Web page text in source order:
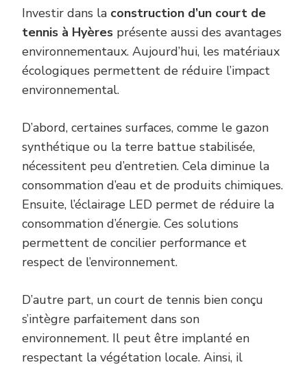
Investir dans la construction d’un court de
tennis à Hyères présente aussi des avantages
environnementaux. Aujourd’hui, les matériaux
écologiques permettent de réduire l’impact
environnemental.
D’abord, certaines surfaces, comme le gazon
synthétique ou la terre battue stabilisée,
nécessitent peu d’entretien. Cela diminue la
consommation d’eau et de produits chimiques.
Ensuite, l’éclairage LED permet de réduire la
consommation d’énergie. Ces solutions
permettent de concilier performance et
respect de l’environnement.
D’autre part, un court de tennis bien conçu
s’intègre parfaitement dans son
environnement. Il peut être implanté en
respectant la végétation locale. Ainsi, il